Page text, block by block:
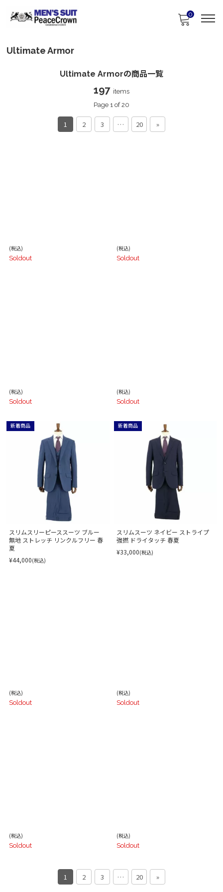
0
Ultimate Armor
Ultimate Armorの商品一覧
197 items
Page 1 of 20
1 2 3 … 20 »
(税込)
Soldout
(税込)
Soldout
(税込)
Soldout
(税込)
Soldout
新着商品
スリムスリーピーススーツ ブルー
無地 ストレッチ リンクルフリー 春
夏
¥44,000(税込)
新着商品
スリムスーツ ネイビー ストライプ
強撚 ドライタッチ 春夏
¥33,000(税込)
(税込)
Soldout
(税込)
Soldout
(税込)
Soldout
(税込)
Soldout
1 2 3 … 20 »